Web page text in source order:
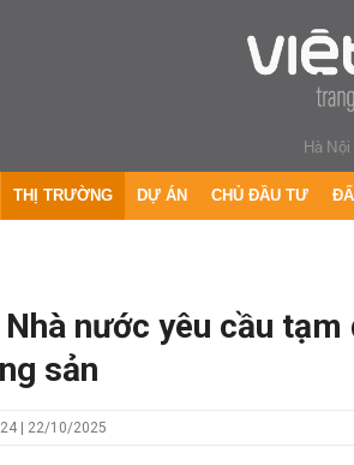
Hà
THỊ TRƯỜNG DỰ ÁN CHỦ ĐẦU TƯ
Nhà nước yêu cầu
sản
| 22/10/2025